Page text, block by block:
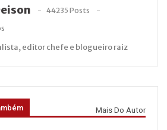
44235 Posts
editor chefe e blogueiro raiz
Mais Do Autor